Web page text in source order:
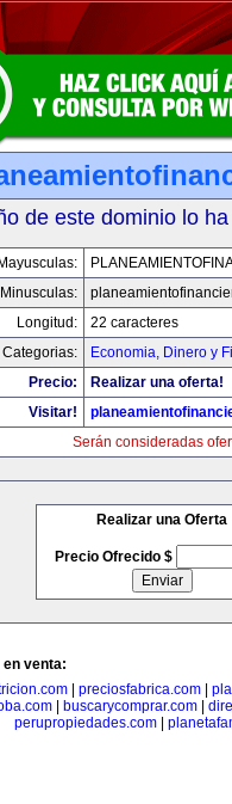
de este dominio lo
Mayusculas:
Minusculas:
Longitud:
22 caracteres
Categorias:
Economia, Dinero y
Precio:
Realizar una oferta!
Visitar!
Serán consideradas
Realizar una Oferta
Precio Ofrecido $
venta:
preciosfabrica.com
buscarycomprar.com
perupropiedades.com